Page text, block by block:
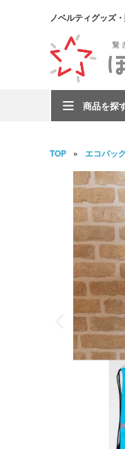
ノベルティグッズ
商品を探
TOP エコバッ